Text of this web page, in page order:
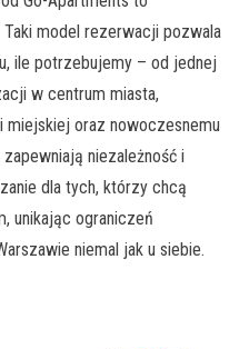
model rezerwacji pozwala
ile potrzebujemy – od jednej
w centrum miasta,
miejskiej oraz nowoczesnemu
niezależność i
dla tych, którzy chcą
unikając ograniczeń
niemal jak u siebie.